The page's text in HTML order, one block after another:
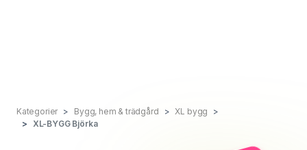
Kategorier Bygg, hem & trädgård
XL bygg
XL-BYGG Björka